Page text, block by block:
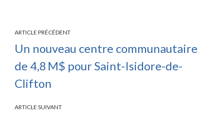
ARTICLE PRÉCÉDENT
Un nouveau centre communautaire
de 4,8 M$ pour Saint-Isidore-de-
Clifton
ARTICLE SUIVANT